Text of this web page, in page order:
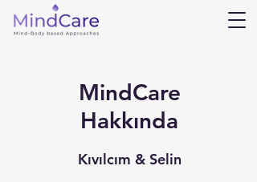
MindCare
Hakkında
Kıvılcım & Selin